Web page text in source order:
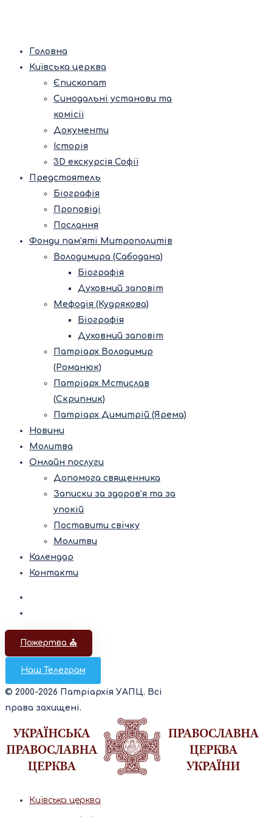
Головна
Київська церква
Єпископат
Синодальні установи та
комісії
Документи
Історія
3D екскурсія Софії
Предстоятель
Біографія
Проповіді
Послання
Фонди пам’яті Митрополитів
Володимира (Сабодана)
Біографія
Духовний заповіт
Мефодія (Кудрякова)
Біографія
Духовний заповіт
Патріарх Володимир
(Романюк)
Патріарх Мстислав
(Скрипник)
Патріарх Димитрій (Ярема)
Новини
Молитва
Онлайн послуги
Допомога священника
Записки за здоров’я та за
упокій
Поставити свічку
Молитви
Календар
Контакти
Пожертва ⛪️
Наш Телеграм
© 2000-2026 Патріархія УАПЦ. Всі
права захищені.
Київська церква